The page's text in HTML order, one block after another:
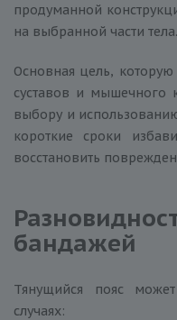
продуманной
на выбранной части тела.
Основная цель,
суставов и мышечного
выбору и
короткие сроки
восстановить
бандажей
Тянущийся пояс
случаях: